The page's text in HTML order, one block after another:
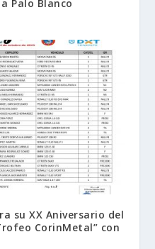
Palo Blanco
su XX Aniversario del
CorinMetal” con